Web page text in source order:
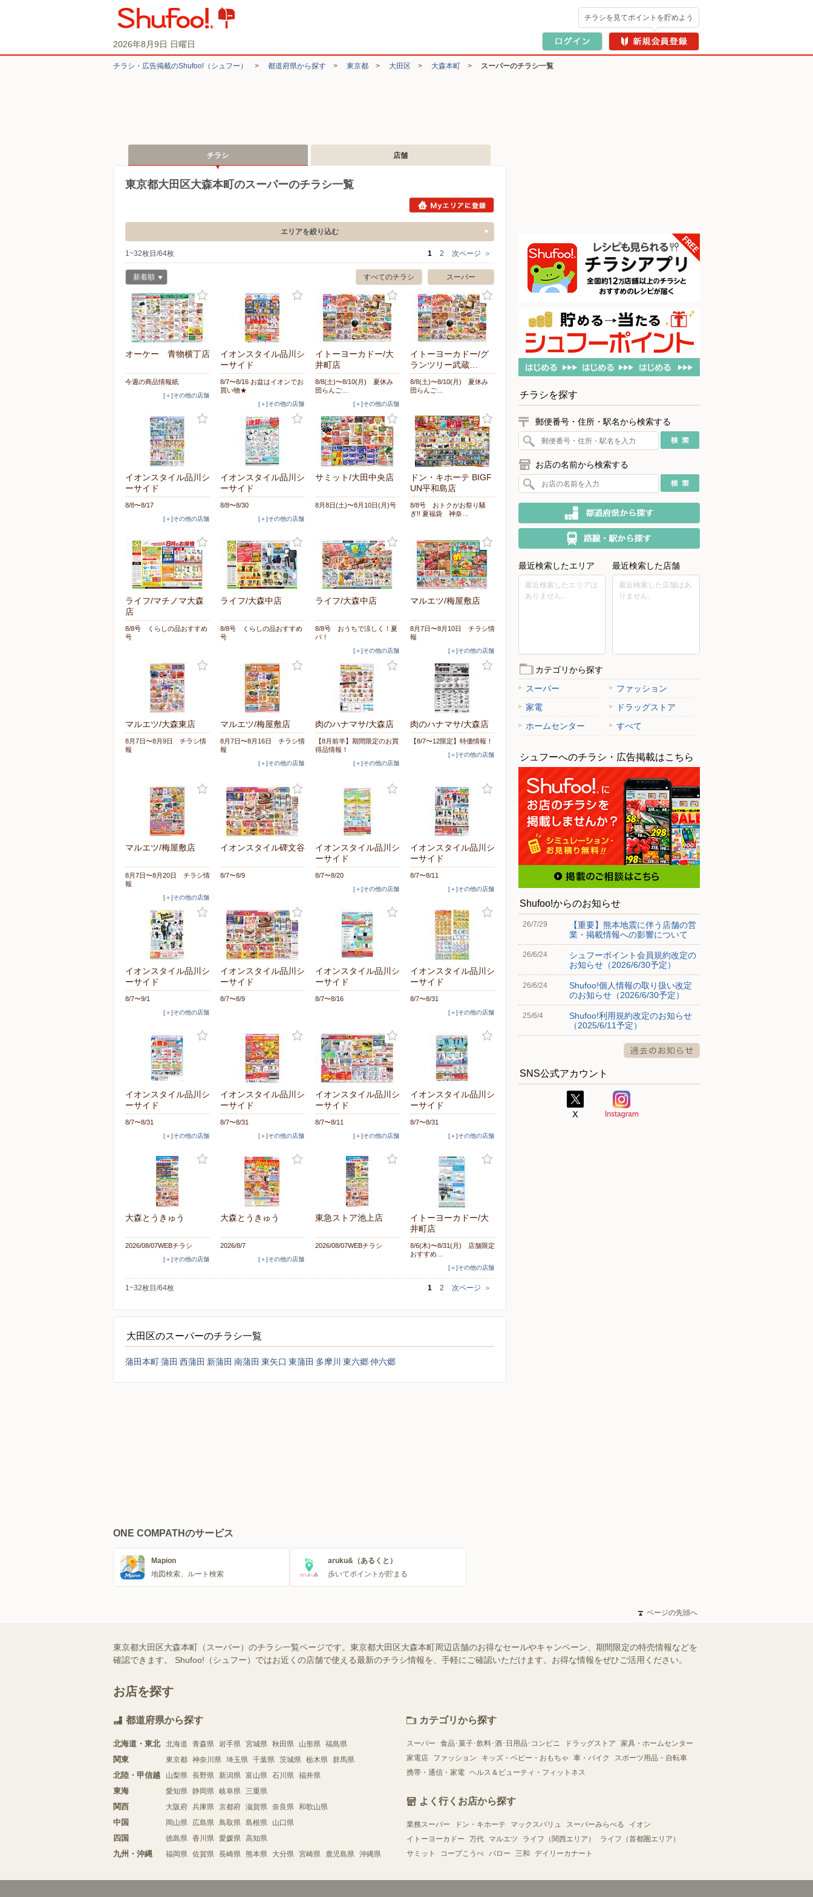
2026年8月9日 日曜日
チラシを見てポイントを貯めよう
チラシ・​広告掲載の​Shufoo!​（シュフー） > 都道府県から探す > 東京都 > 大田区 > 大森本町 > スーパーのチラシ一覧
チラシ 店舗
東京都大田区大森本町のスーパーのチラシ一覧
エリアを絞り込む
1~32枚目/64枚 1 2 次ページ ＞
スーパー
すべてのチラシ
新着順
オーケー 青物横丁店
今週の商品情報紙
[＋]その他の店舗
イオンスタイル品川シ
ーサイド
8/7〜8/16 お盆はイオンでお
買い物★
[＋]その他の店舗
イトーヨーカドー/大
井町店
8/8(土)〜8/10(月) 夏休み
団らんご…
[＋]その他の店舗
イトーヨーカドー/グ
ランツリー武蔵…
8/8(土)〜8/10(月) 夏休み
団らんご…
イオンスタイル品川シ
ーサイド
8/8〜8/17
[＋]その他の店舗
イオンスタイル品川シ
ーサイド
8/8〜8/30
[＋]その他の店舗
サミット/大田中央店
8月8日(土)〜8月10日(月)号
ドン・キホーテ BIGF
UN平和島店
8/8号 おトクがお祭り騒
ぎ!! 夏福袋 神奈…
ライフ/マチノマ大森
店
8/8号 くらしの品おすすめ
号
ライフ/大森中店
8/8号 くらしの品おすすめ
号
ライフ/大森中店
8/8号 おうちで涼しく！夏
パ！
[＋]その他の店舗
マルエツ/梅屋敷店
8月7日〜8月10日 チラシ情
報
[＋]その他の店舗
マルエツ/大森東店
8月7日〜8月9日 チラシ情
報
マルエツ/梅屋敷店
8月7日〜8月16日 チラシ情
報
[＋]その他の店舗
肉のハナマサ/大森店
【8月前半】期間限定のお買
得品情報！
[＋]その他の店舗
肉のハナマサ/大森店
【8/7〜12限定】特価情報！
[＋]その他の店舗
マルエツ/梅屋敷店
8月7日〜8月20日 チラシ情
報
[＋]その他の店舗
イオンスタイル碑文谷
8/7〜8/9
イオンスタイル品川シ
ーサイド
8/7〜8/20
[＋]その他の店舗
イオンスタイル品川シ
ーサイド
8/7〜8/11
[＋]その他の店舗
イオンスタイル品川シ
ーサイド
8/7〜9/1
[＋]その他の店舗
イオンスタイル品川シ
ーサイド
8/7〜8/9
イオンスタイル品川シ
ーサイド
8/7〜8/16
イオンスタイル品川シ
ーサイド
8/7〜8/31
[＋]その他の店舗
イオンスタイル品川シ
ーサイド
8/7〜8/31
[＋]その他の店舗
イオンスタイル品川シ
ーサイド
8/7〜8/31
[＋]その他の店舗
イオンスタイル品川シ
ーサイド
8/7〜8/11
[＋]その他の店舗
イオンスタイル品川シ
ーサイド
8/7〜8/31
[＋]その他の店舗
大森とうきゅう
2026/08/07WEBチラシ
[＋]その他の店舗
大森とうきゅう
2026/8/7
[＋]その他の店舗
東急ストア池上店
2026/08/07WEBチラシ
イトーヨーカドー/大
井町店
8/6(木)〜8/31(月) 店舗限定
おすすめ…
[＋]その他の店舗
1~32枚目/64枚 1 2 次ページ ＞
大田区のスーパーのチラシ一覧
蒲田本町蒲田 西蒲田 新蒲田 南蒲田 東矢口 東蒲田 多摩川 東六郷仲六郷
チラシを探す
郵便番号・住所・駅名から検索する
お店の名前から検索する
最近検索したエリア
最近検索したエリアは
ありません。
最近検索した店舗
最近検索した店舗はあ
りません。
カテゴリから探す
スーパー
ファッション
家電
ドラッグストア
ホームセンター
すべて
シュフーへのチラシ・広告掲載はこちら
Shufoo!からのお知らせ
26/7/29
【重要】熊本地震に伴う店舗の営
業・掲載情報への影響について
26/6/24
シュフーポイント会員規約改定の
お知らせ（2026/6/30予定）
26/6/24
Shufoo!個人情報の取り扱い改定
のお知らせ（2026/6/30予定）
25/6/4
Shufoo!利用規約改定のお知らせ
（2025/6/11予定）
SNS公式アカウント
ONE COMPATHのサービス
Mapion
地図検索、ルート検索
aruku&（あるくと）
歩いてポイントが貯まる
ページの先頭へ
東京都大田区大森本町（スーパー）のチラシ一覧ページです。東京都大田区大森本町周辺店舗のお得なセールやキャンペーン、期間限定の特売情報などを
確認できます。 Shufoo!（シュフー）ではお近くの店舗で使える最新のチラシ情報を、手軽にご確認いただけます。お得な情報をぜひご活用ください。
お店を探す
都道府県から探す
北海道・東北 北海道 青森県 岩手県 宮城県 秋田県 山形県 福島県
関東 東京都 神奈川県 埼玉県 千葉県 茨城県 栃木県 群馬県
北陸・甲信越 山梨県 長野県 新潟県 富山県 石川県 福井県
東海 愛知県 静岡県 岐阜県 三重県
関西 大阪府 兵庫県 京都府 滋賀県 奈良県 和歌山県
中国 岡山県 広島県 鳥取県 島根県 山口県
四国 徳島県 香川県 愛媛県 高知県
九州・沖縄 福岡県 佐賀県 長崎県 熊本県 大分県 宮崎県 鹿児島県 沖縄県
カテゴリから探す
スーパー 食品･菓子･飲料･酒･日用品･コンビニ ドラッグストア
家具・ホームセンター
家電店
ファッション キッズ・ベビー・おもちゃ 車・バイク
スポーツ用品・自転車
携帯・通信・家電 ヘルス＆ビューティ・フィットネス
よく行くお店から探す
業務スーパー ドン・キホーテ マックスバリュ スーパーみらべる
イオン
イトーヨーカドー
万代 マルエツ ライフ（関西エリア）
ライフ（首都圏エリア）
サミット
コープこうべ バロー 三和 デイリーカナート